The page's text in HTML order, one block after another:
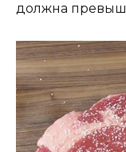
должна